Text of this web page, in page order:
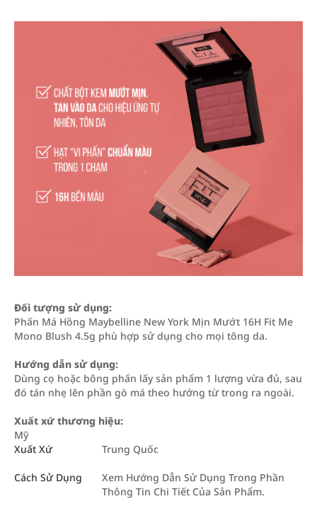
Đối tượng sử dụng:
Phấn Má Hồng Maybelline New York Mịn Mướt 16H Fit Me
Mono Blush 4.5g phù hợp sử dụng cho mọi tông da.
Hướng dẫn sử dụng:
Dùng cọ hoặc bông phấn lấy sản phẩm 1 lượng vừa đủ, sau
đó tán nhẹ lên phần gò má theo hướng từ trong ra ngoài.
Xuất xứ thương hiệu:
Mỹ
Xuất Xứ
Trung Quốc
Cách Sử Dụng
Xem Hướng Dẫn Sử Dụng Trong Phần
Thông Tin Chi Tiết Của Sản Phẩm.